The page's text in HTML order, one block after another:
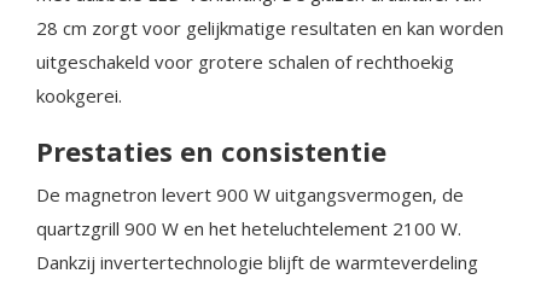
28 cm zorgt voor gelijkmatige resultaten en kan worden
uitgeschakeld voor grotere schalen of rechthoekig
kookgerei.
Prestaties en consistentie
De magnetron levert 900 W uitgangsvermogen, de
quartzgrill 900 W en het heteluchtelement 2100 W.
Dankzij invertertechnologie blijft de warmteverdeling